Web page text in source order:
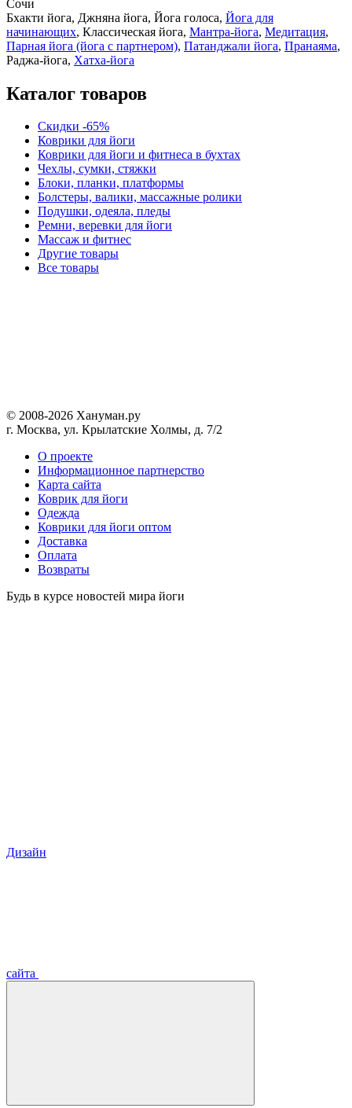
Сочи
Бхакти йога, Джняна йога, Йога голоса, Йога для
начинающих, Классическая йога, Мантра-йога, Медитация,
Парная йога (йога с партнером), Патанджали йога, Пранаяма,
Раджа-йога, Хатха-йога
Каталог товаров
Скидки -65%
Коврики для йоги
Коврики для йоги и фитнеса в бухтах
Чехлы, сумки, стяжки
Блоки, планки, платформы
Болстеры, валики, массажные ролики
Подушки, одеяла, пледы
Ремни, веревки для йоги
Массаж и фитнес
Другие товары
Все товары
© 2008-2026 Хануман.ру
г. Москва, ул. Крылатские Холмы, д. 7/2
O проекте
Информационное партнерство
Карта сайта
Коврик для йоги
Одежда
Коврики для йоги оптом
Доставка
Оплата
Возвраты
Будь в курсе новостей мира йоги
Дизайн
сайта